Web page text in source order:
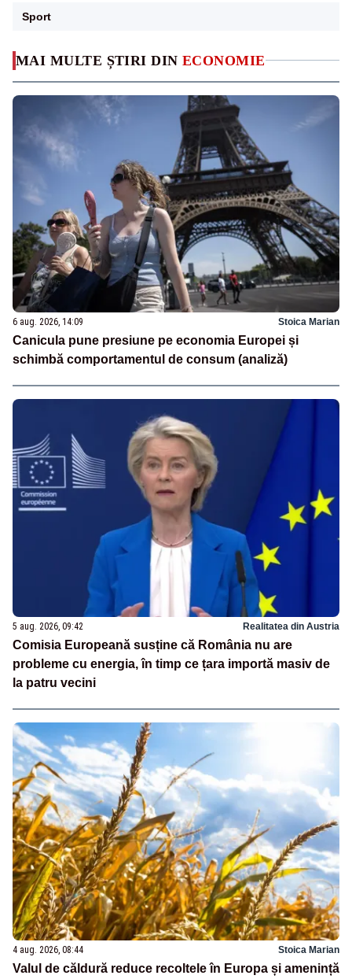
MAI MULTE ȘTIRI DIN ECONOMIE
6 aug. 2026, 14:09 Stoica Marian
Canicula pune presiune pe economia Europei și
schimbă comportamentul de consum (analiză)
5 aug. 2026, 09:42 Realitatea din Austria
Comisia Europeană susține că România nu are
probleme cu energia, în timp ce țara importă masiv de
la patru vecini
4 aug. 2026, 08:44 Stoica Marian
Valul de căldură reduce recoltele în Europa și amenință
Sport